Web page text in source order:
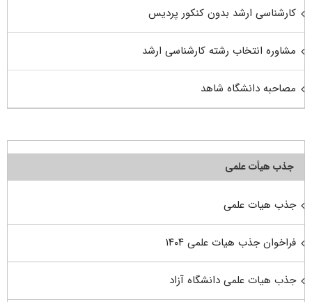
کارشناسی ارشد بدون کنکور پردیس
مشاوره انتخاب رشته کارشناسی ارشد
مصاحبه دانشگاه شاهد
جذب هیأت علمی
جذب هیات علمی
فراخوان جذب هیات علمی ۱۴۰۴
جذب هیات علمی دانشگاه آزاد